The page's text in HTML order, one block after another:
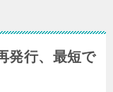
発行、最短で